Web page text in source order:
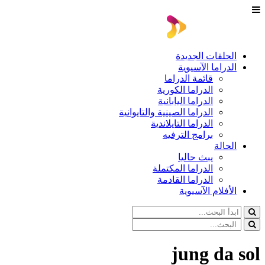
الحلقات الجديدة
الدراما الآسيوية
قائمة الدراما
الدراما الكورية
الدراما اليابانية
الدراما الصينية والتايوانية
الدراما التايلاندية
برامج الترفيه
الحالة
يبث حاليا
الدراما المكتملة
الدراما القادمة
الأفلام الآسيوية
jung da sol